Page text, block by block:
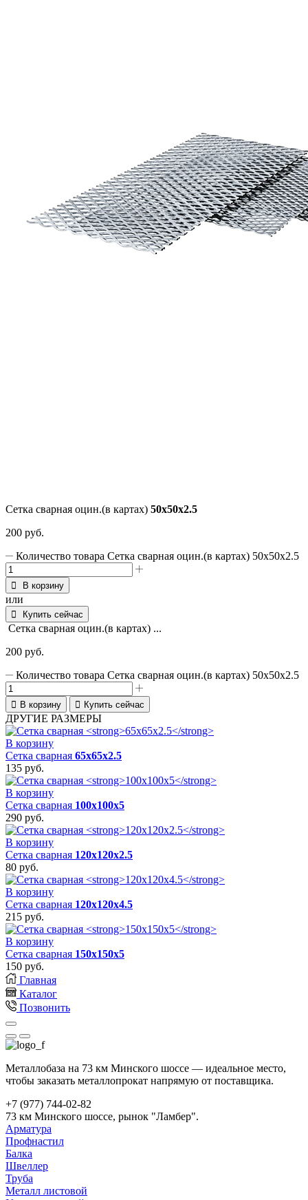
Сетка сварная оцин.(в картах) 50х50х2.5
200 руб.
Количество товара Сетка сварная оцин.(в картах) 50х50х2.5
В корзину
или
Купить сейчас
Сетка сварная оцин.(в картах) ...
200 руб.
Количество товара Сетка сварная оцин.(в картах) 50х50х2.5
В корзину Купить сейчас
ДРУГИЕ РАЗМЕРЫ
В корзину
Сетка сварная 65х65х2.5
135 руб.
В корзину
Сетка сварная 100х100х5
290 руб.
В корзину
Сетка сварная 120х120х2.5
80 руб.
В корзину
Сетка сварная 120х120х4.5
215 руб.
В корзину
Сетка сварная 150х150х5
150 руб.
Главная
Каталог
Позвонить
Металлобаза на 73 км Минского шоссе — идеальное место,
чтобы заказать металлопрокат напрямую от поставщика.
+7 (977) 744-02-82
73 км Минского шоссе, рынок "Ламбер".
Арматура
Профнастил
Балка
Швеллер
Труба
Металл листовой